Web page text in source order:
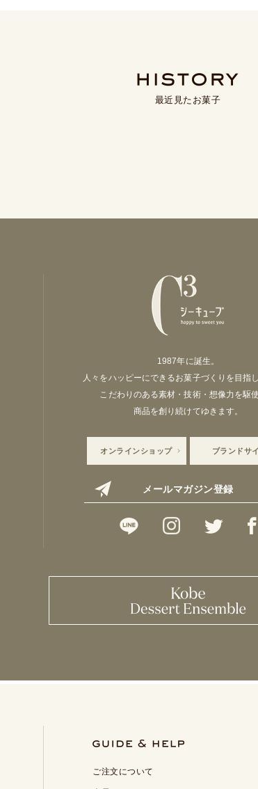
最近見たお菓子
1987年に誕生。
人々をハッピーにできるお菓子づくりを目指し
こだわりのある素材・技術・想像力を駆
商品を創り続けてゆきます。
オンラインショップ ブランドサ
メールマガジン登録
ご注文について